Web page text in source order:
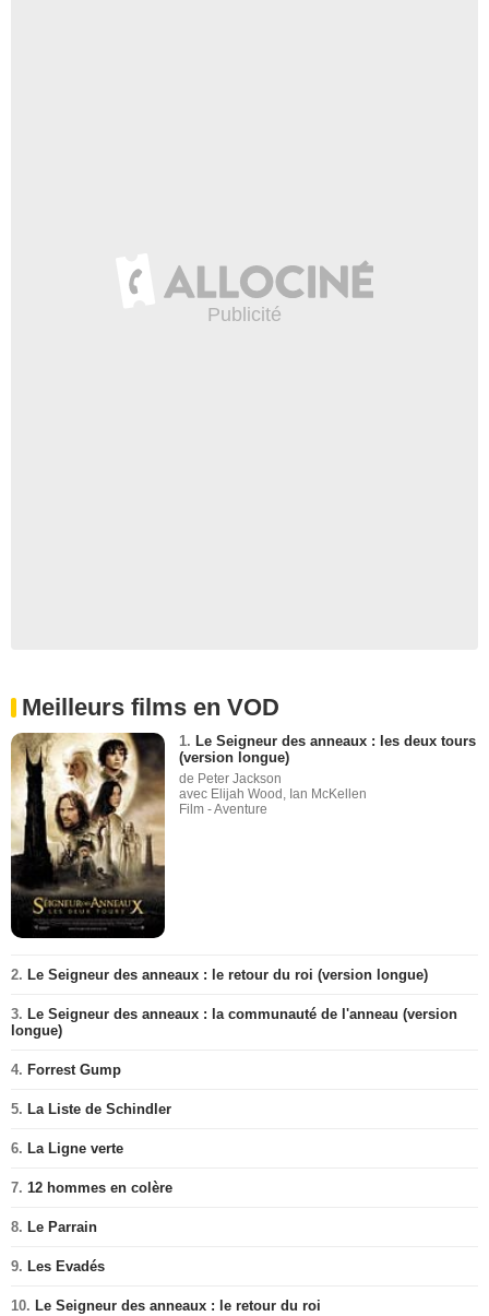
Meilleurs films en VOD
1. Le Seigneur des anneaux : les deux tours
(version longue)
de Peter Jackson
avec Elijah Wood, Ian McKellen
Film - Aventure
2. Le Seigneur des anneaux : le retour du roi (version longue)
3. Le Seigneur des anneaux : la communauté de l'anneau (version
longue)
4. Forrest Gump
5. La Liste de Schindler
6. La Ligne verte
7. 12 hommes en colère
8. Le Parrain
9. Les Evadés
10. Le Seigneur des anneaux : le retour du roi